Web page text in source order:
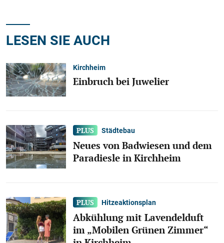
LESEN SIE AUCH
Kirchheim
Einbruch bei Juwelier
Städtebau
Neues von Badwiesen und dem
Paradiesle in Kirchheim
Hitzeaktionsplan
Abkühlung mit Lavendelduft
im „Mobilen Grünen Zimmer“